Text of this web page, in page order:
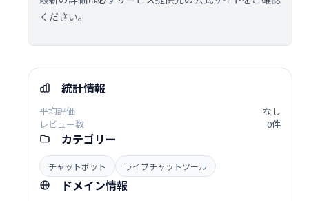
ください。
統計情報
平均評価
なし
レビュー数
0件
カテゴリー
チャットボット ライブチャットツール
ドメイン情報